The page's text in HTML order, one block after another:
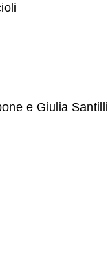
e Giulia Santilli